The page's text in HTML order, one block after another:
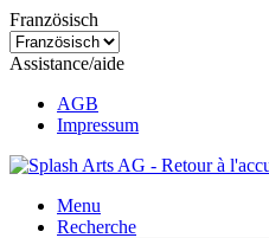
Französisch
Assistance/aide
AGB
Impressum
Menu
Recherche